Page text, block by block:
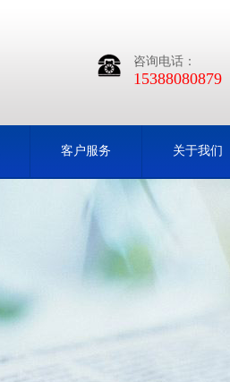
咨询电话：
15388080879
客户服务 关于我们